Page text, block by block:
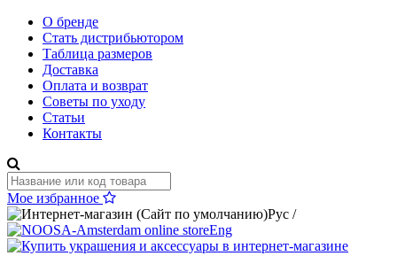
О бренде
Стать дистрибьютором
Таблица размеров
Доставка
Оплата и возврат
Советы по уходу
Статьи
Контакты
Мое избранное
Рус /
Eng